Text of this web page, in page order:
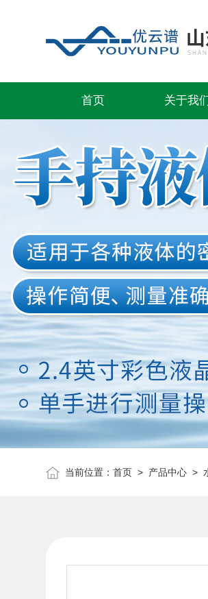
首页 关于我
当前位置：首页 > 产品中心 >